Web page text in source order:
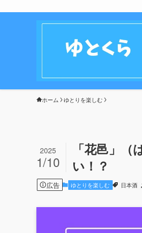
ホーム ゆとりを楽しむ
「花邑」
い！？
2025
1/10
広告 ゆとりを楽しむ 日本酒